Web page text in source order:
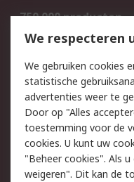
750.000 producten
Bestellen
Track & Trace
Wettelijk
Cookiebeleid
Privacybeleid
Algemene
We respecteren
We gebruiken cookies
statistische
advertenties weer te
Door op "Alles
toestemming voor de
cookies. U kunt uw
"Beheer cookies". Als
weigeren". Dit kan de